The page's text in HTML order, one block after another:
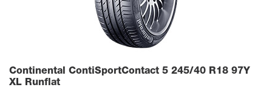
Continental ContiSportContact 5 245/40 R18 97Y
XL Runflat